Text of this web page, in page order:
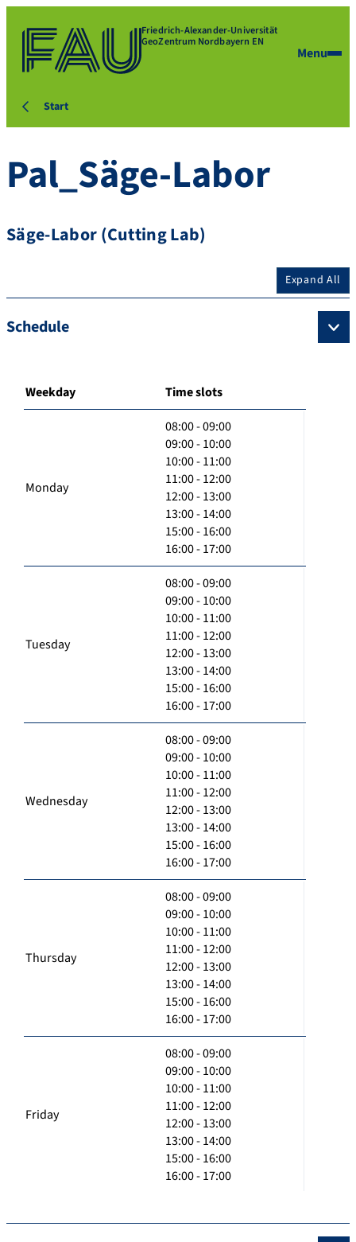
Friedrich-Alexander-Universität
GeoZentrum Nordbayern EN
Menu
Start
Pal_Säge-Labor
Säge-Labor (Cutting Lab)
Expand All
Schedule
Weekday Time slots
Monday
08:00 - 09:00
09:00 - 10:00
10:00 - 11:00
11:00 - 12:00
12:00 - 13:00
13:00 - 14:00
15:00 - 16:00
16:00 - 17:00
Tuesday
08:00 - 09:00
09:00 - 10:00
10:00 - 11:00
11:00 - 12:00
12:00 - 13:00
13:00 - 14:00
15:00 - 16:00
16:00 - 17:00
Wednesday
08:00 - 09:00
09:00 - 10:00
10:00 - 11:00
11:00 - 12:00
12:00 - 13:00
13:00 - 14:00
15:00 - 16:00
16:00 - 17:00
Thursday
08:00 - 09:00
09:00 - 10:00
10:00 - 11:00
11:00 - 12:00
12:00 - 13:00
13:00 - 14:00
15:00 - 16:00
16:00 - 17:00
Friday
08:00 - 09:00
09:00 - 10:00
10:00 - 11:00
11:00 - 12:00
12:00 - 13:00
13:00 - 14:00
15:00 - 16:00
16:00 - 17:00